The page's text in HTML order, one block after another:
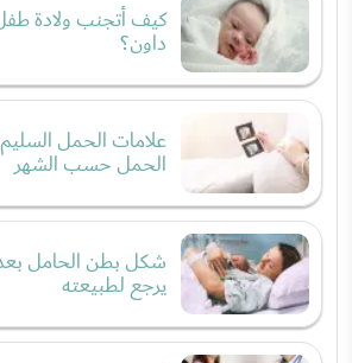
كيف أتجنب ولادة
داون؟
علامات الحمل
الحمل حسب الشهر
شكل بطن الحامل بعد
يرجع لطبيعته